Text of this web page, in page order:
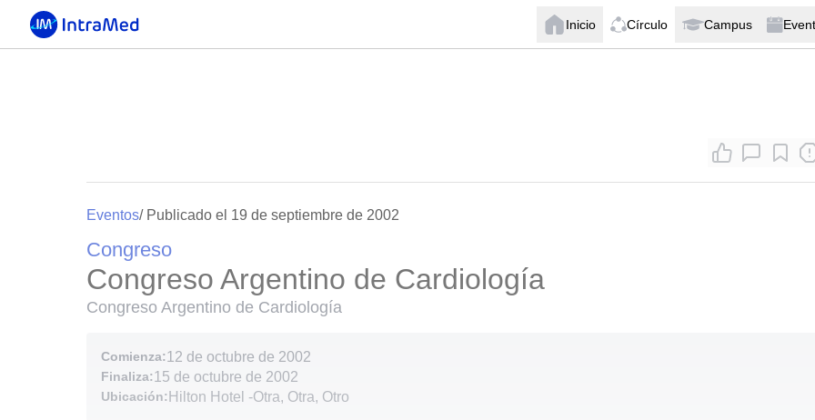
Inicio Círculo Campus
Eventos/ Publicado el 19 de septiembre de 2002
Congreso
Congreso Argentino de Cardiología
Congreso Argentino de Cardiología
Comienza:12 de octubre de 2002
Finaliza:15 de octubre de 2002
Ubicación: Hilton Hotel -Otra, Otra, Otro